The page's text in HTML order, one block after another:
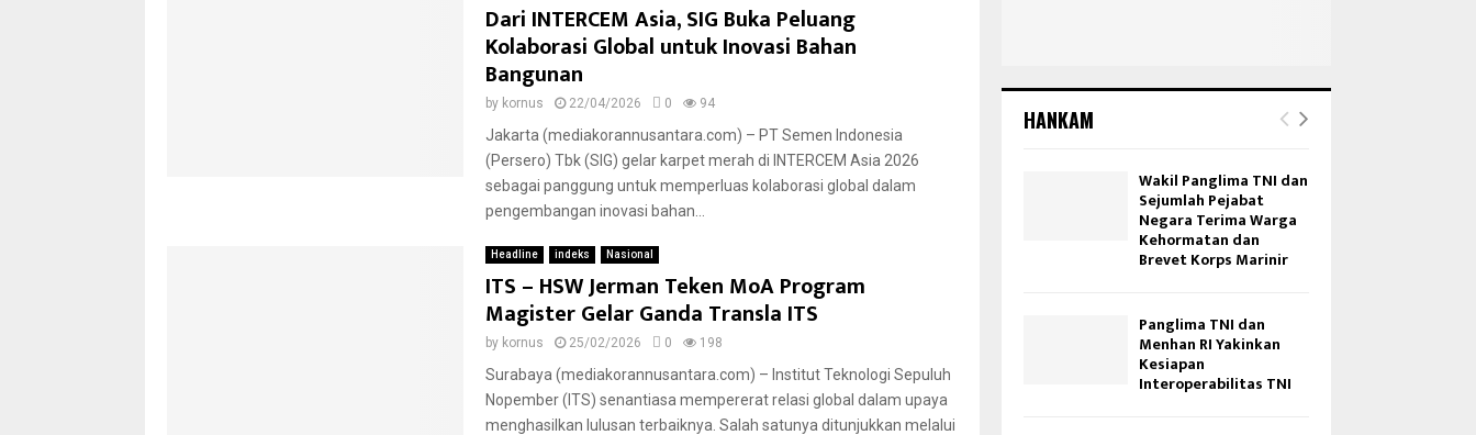
Dari INTERCEM Asia, SIG Buka Peluang
Kolaborasi Global untuk Inovasi Bahan
Bangunan
by kornus 22/04/2026 0 94
Jakarta (mediakorannusantara.com) – PT Semen Indonesia
(Persero) Tbk (SIG) gelar karpet merah di INTERCEM Asia 2026
sebagai panggung untuk memperluas kolaborasi global dalam
pengembangan inovasi bahan...
Headline indeks Nasional
ITS – HSW Jerman Teken MoA Program
Magister Gelar Ganda Transla ITS
by kornus 25/02/2026 0 198
Surabaya (mediakorannusantara.com) – Institut Teknologi Sepuluh
Nopember (ITS) senantiasa mempererat relasi global dalam upaya
menghasilkan lulusan terbaiknya. Salah satunya ditunjukkan melalui
HANKAM
Wakil Panglima TNI dan
Sejumlah Pejabat
Negara Terima Warga
Kehormatan dan
Brevet Korps Marinir
Panglima TNI dan
Menhan RI Yakinkan
Kesiapan
Interoperabilitas TNI